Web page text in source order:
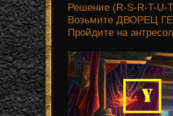
Решение (R-S-R-T-U-
Возьмите ДВОРЕЦ
Пройдите на